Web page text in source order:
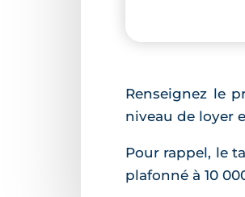
Renseignez le
niveau de loyer
Pour rappel, le
plafonné à 10